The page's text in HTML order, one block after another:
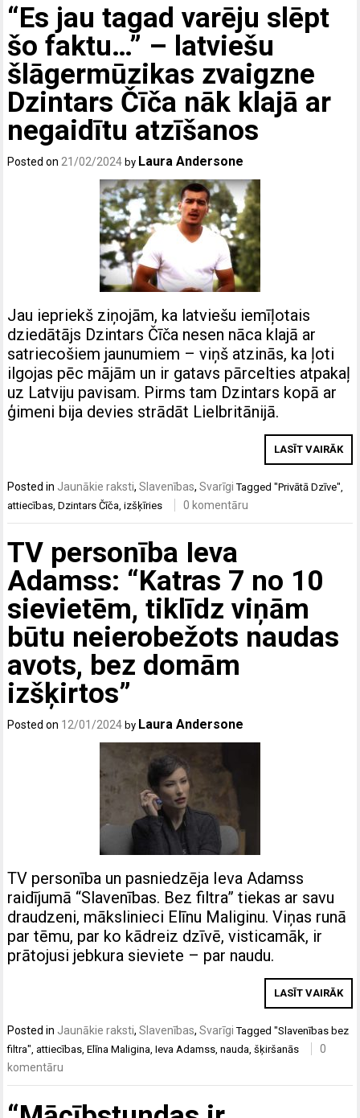
“Es jau tagad varēju slēpt
šo faktu…” – latviešu
šlāgermūzikas zvaigzne
Dzintars Čīča nāk klajā ar
negaidītu atzīšanos
Posted on 21/02/2024 by Laura Andersone
Jau iepriekš ziņojām, ka latviešu iemīļotais
dziedātājs Dzintars Čīča nesen nāca klajā ar
satriecošiem jaunumiem – viņš atzinās, ka ļoti
ilgojas pēc mājām un ir gatavs pārcelties atpakaļ
uz Latviju pavisam. Pirms tam Dzintars kopā ar
ģimeni bija devies strādāt Lielbritānijā.
LASĪT VAIRĀK
Posted in Jaunākie raksti,Slavenības,Svarīgi Tagged"Privātā Dzīve"
attiecības ,Dzintars Čīča ,izšķīries 0 komentāru
TV personība Ieva
Adamss: “Katras 7 no 10
sievietēm, tiklīdz viņām
būtu neierobežots naudas
avots, bez domām
izšķirtos”
Posted on 12/01/2024 by Laura Andersone
TV personība un pasniedzēja Ieva Adamss
raidījumā “Slavenības. Bez filtra” tiekas ar savu
draudzeni, mākslinieci Elīnu Maliginu. Viņas runā
par tēmu, par ko kādreiz dzīvē, visticamāk, ir
prātojusi jebkura sieviete – par naudu.
LASĪT VAIRĀK
Posted in Jaunākie raksti,Slavenības,Svarīgi Tagged"Slavenības bez
filtra",attiecības,Elīna Maligina,Ieva Adamss,nauda,šķiršanās
0
komentāru